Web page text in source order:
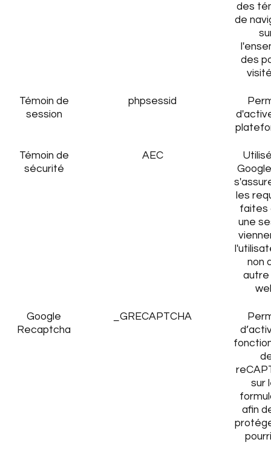
des
de
des
Témoin de
session
phpsessid
Témoin de
sécurité
AEC
les
faites
une
non
autre
Google
Recaptcha
_GRECAPTCHA
sur
afin